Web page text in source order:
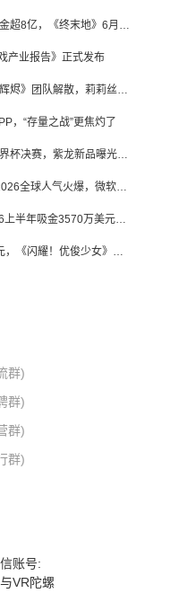
仅苹果谷歌商店半年吸金超8亿，《终末地》6月份收入显著回暖
产业报告》正式发布
腾讯曝百亿收购案，《辉烬》团队解散，莉莉丝新作曝光｜陀螺周报
，“存量之战”更焦灼了
三七网易Avia放假看世界杯决赛，紫龙新品曝光，米哈游新作上线 | 陀螺周报
暑期档新作扎堆，BW2026全球人气火爆，微软XBOX大裁员|陀螺周报
《皮克敏 Bloom》2026上半年吸金3570万美元，中国台湾成最大市场
出海首年营收超1亿美元，《闪耀！优俊少女》美国市场占比达七成
群)
群)
群)
群)
账号:
VR陀螺